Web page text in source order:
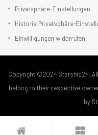
Privatsphäre-Einstellungen
Historie Privatsphäre-
Einwilligungen widerrufen
Copyright ©2024 Starship24.
belong to their respective
by